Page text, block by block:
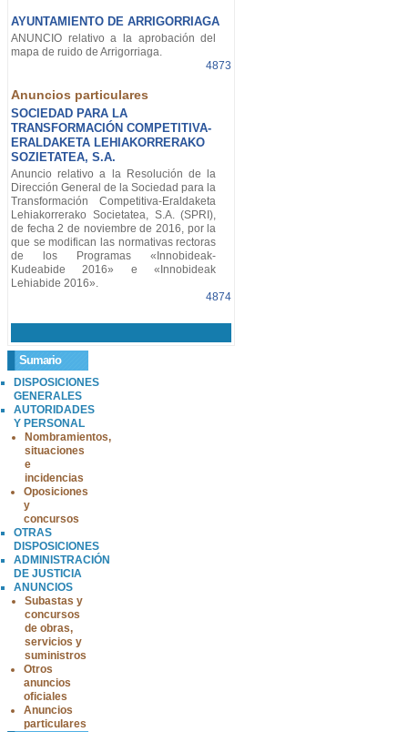
AYUNTAMIENTO DE ARRIGORRIAGA
ANUNCIO relativo a la aprobación del
mapa de ruido de Arrigorriaga.
4873
Anuncios particulares
SOCIEDAD PARA LA
TRANSFORMACIÓN COMPETITIVA-
ERALDAKETA LEHIAKORRERAKO
SOZIETATEA, S.A.
Anuncio relativo a la Resolución de la
Dirección General de la Sociedad para la
Transformación Competitiva-Eraldaketa
Lehiakorrerako Societatea, S.A. (SPRI),
de fecha 2 de noviembre de 2016, por la
que se modifican las normativas rectoras
de los Programas «Innobideak-
Kudeabide 2016» e «Innobideak
Lehiabide 2016».
4874
Sumario
DISPOSICIONES
GENERALES
AUTORIDADES
Y PERSONAL
Nombramientos,
situaciones
e
incidencias
Oposiciones
y
concursos
OTRAS
DISPOSICIONES
ADMINISTRACIÓN
DE JUSTICIA
ANUNCIOS
Subastas y
concursos
de obras,
servicios y
suministros
Otros
anuncios
oficiales
Anuncios
particulares